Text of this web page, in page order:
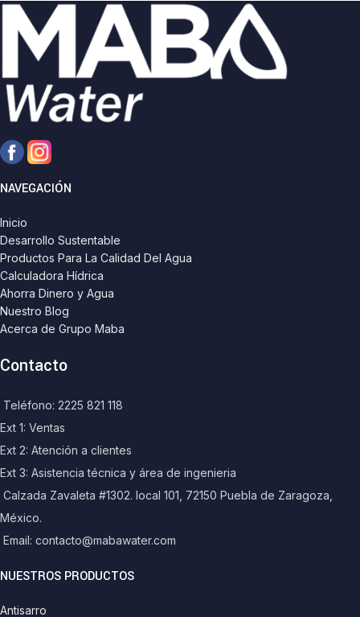
soportar el par de arranque.
NAVEGACIÓN
Inicio
Desarrollo Sustentable
Productos Para La Calidad Del Agua
Calculadora Hídrica
Ahorra Dinero y Agua
Nuestro Blog
Acerca de Grupo Maba
Contacto
Teléfono: 2225 821 118
Ext 1: Ventas
Ext 2: Atención a clientes
Ext 3: Asistencia técnica y área de ingenieria
Calzada Zavaleta #1302. local 101, 72150 Puebla de Zaragoza,
México.
Email: contacto@mabawater.com
NUESTROS PRODUCTOS
Antisarro